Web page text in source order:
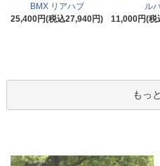
BMX リアハブ
25,400円(税込27,940円)
ル
11,000円(税
もっ